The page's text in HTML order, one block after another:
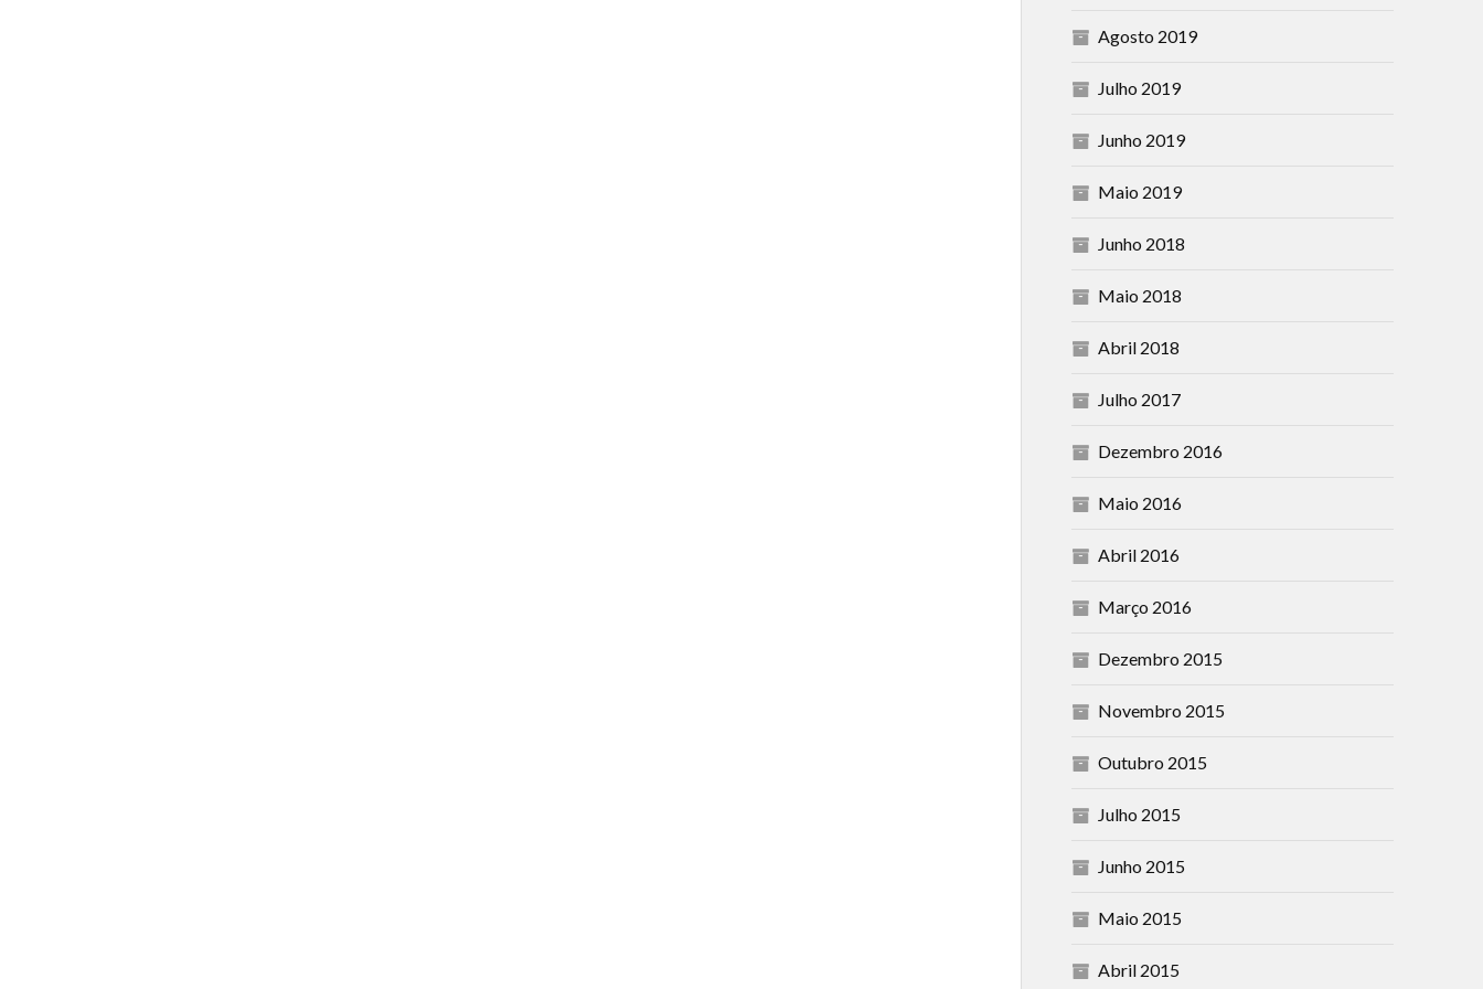
Agosto 2019
Julho 2019
Junho 2019
Maio 2019
Junho 2018
Maio 2018
Abril 2018
Julho 2017
Dezembro 2016
Maio 2016
Abril 2016
Março 2016
Dezembro 2015
Novembro 2015
Outubro 2015
Julho 2015
Junho 2015
Maio 2015
Abril 2015